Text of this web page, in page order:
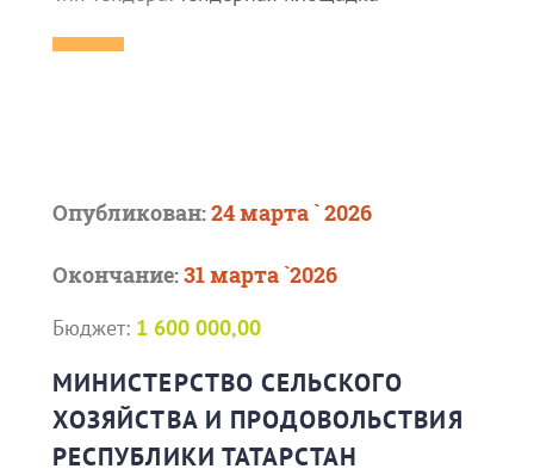
Опубликован:24 марта ` 2026
Окончание:31 марта `2026
Бюджет: 1 600 000,00
МИНИСТЕРСТВО СЕЛЬСКОГО
ХОЗЯЙСТВА И ПРОДОВОЛЬСТВИЯ
РЕСПУБЛИКИ ТАТАРСТАН